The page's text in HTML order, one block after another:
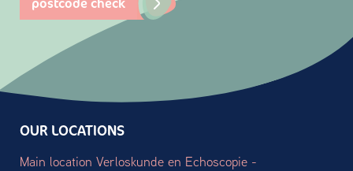
postcode check
OUR LOCATIONS
Main location Verloskunde en Echoscopie -